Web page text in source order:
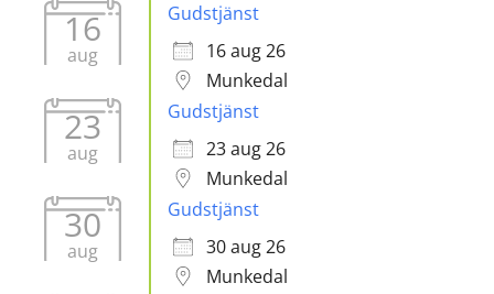
16
aug
Gudstjänst
16 aug 26
Munkedal
23
aug
Gudstjänst
23 aug 26
Munkedal
30
aug
Gudstjänst
30 aug 26
Munkedal